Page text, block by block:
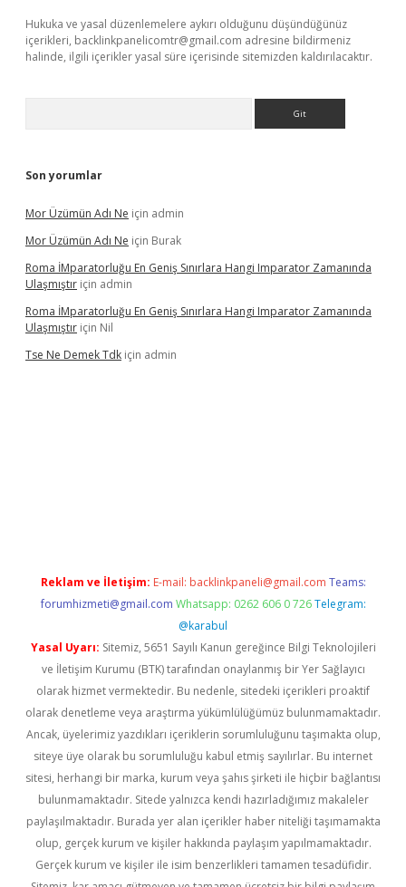
Hukuka ve yasal düzenlemelere aykırı olduğunu düşündüğünüz
içerikleri, backlinkpanelicomtr@gmail.com adresine bildirmeniz
halinde, ilgili içerikler yasal süre içerisinde sitemizden kaldırılacaktır.
Son yorumlar
Mor Üzümün Adı Ne için admin
Mor Üzümün Adı Ne için Burak
Roma İMparatorluğu En Geniş Sınırlara Hangi Imparator Zamanında
Ulaşmıştır için admin
Roma İMparatorluğu En Geniş Sınırlara Hangi Imparator Zamanında
Ulaşmıştır için Nil
Tse Ne Demek Tdk için admin
Reklam ve İletişim: E-mail: backlinkpaneli@gmail.com Teams:
forumhizmeti@gmail.com Whatsapp: 0262 606 0 726 Telegram:
@karabul
Yasal Uyarı: Sitemiz, 5651 Sayılı Kanun gereğince Bilgi Teknolojileri
ve İletişim Kurumu (BTK) tarafından onaylanmış bir Yer Sağlayıcı
olarak hizmet vermektedir. Bu nedenle, sitedeki içerikleri proaktif
olarak denetleme veya araştırma yükümlülüğümüz bulunmamaktadır.
Ancak, üyelerimiz yazdıkları içeriklerin sorumluluğunu taşımakta olup,
siteye üye olarak bu sorumluluğu kabul etmiş sayılırlar. Bu internet
sitesi, herhangi bir marka, kurum veya şahıs şirketi ile hiçbir bağlantısı
bulunmamaktadır. Sitede yalnızca kendi hazırladığımız makaleler
paylaşılmaktadır. Burada yer alan içerikler haber niteliği taşımamakta
olup, gerçek kurum ve kişiler hakkında paylaşım yapılmamaktadır.
Gerçek kurum ve kişiler ile isim benzerlikleri tamamen tesadüfidir.